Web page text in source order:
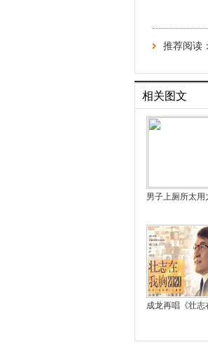
推荐阅读：
相关图文
男子上厕所太用
成龙再唱《壮志